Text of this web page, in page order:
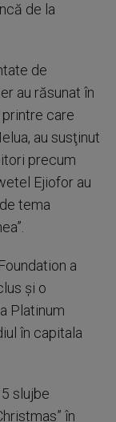
de la
de
au răsunat în
care
au susţinut
precum
Ejiofor au
tema
a
şi o
Platinum
în capitala
slujbe
în